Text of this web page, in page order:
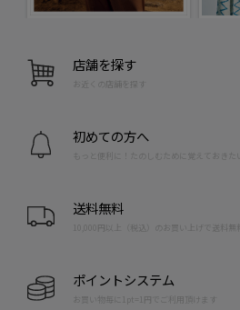
店舗を探す
お近くの店舗を探す
初めての方へ
もっと便利に！たのしむために覚えておきたい
送料無料
10,000円以上（税込）のお買い上げで送料無料
ポイントシステム
お買い物毎に1pt=1円でご利用頂けます